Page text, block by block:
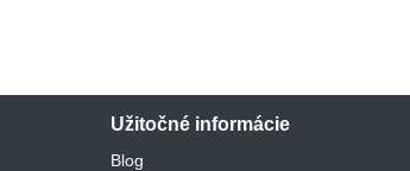
Užitočné informácie
Blog